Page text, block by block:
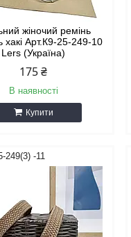
жіночий ремінь
хакі Арт.К9-25-249-10
Lers (Україна)
175 ₴
В наявності
Купити
249(3) -11